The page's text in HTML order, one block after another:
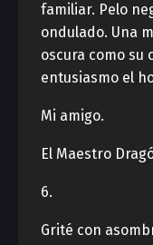
familiar. Pelo
ondulado. Una
oscura como su
entusiasmo el
Mi amigo.
El Maestro
6.
Grité con